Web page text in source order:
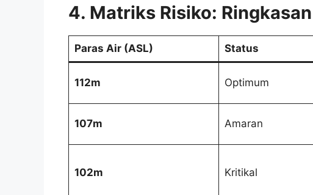
4. Matriks Risiko:
Paras Air (ASL) Status
112m Optimum
107m Amaran
102m Kritikal